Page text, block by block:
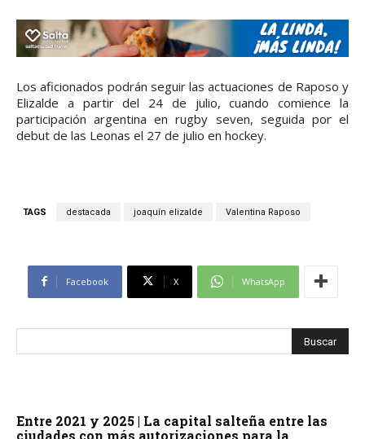
Los aficionados podrán seguir las actuaciones de Raposo y
Elizalde a partir del 24 de julio, cuando comience la
participación argentina en rugby seven, seguida por el
debut de las Leonas el 27 de julio en hockey.
TAGS destacada joaquín elizalde Valentina Raposo
Facebook X WhatsApp
Entre 2021 y 2025 | La capital salteña entre las
ciudades con más autorizaciones para la